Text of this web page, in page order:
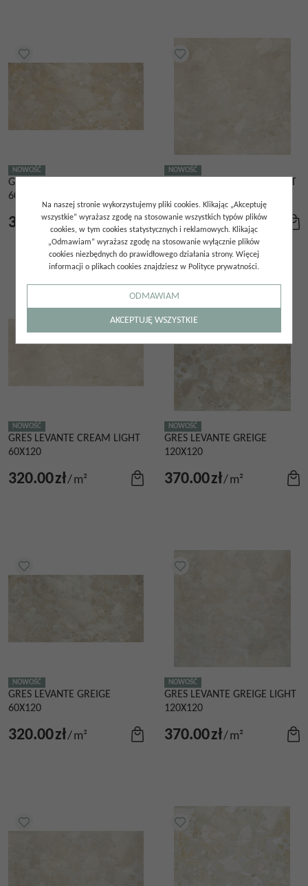
NOWOŚĆ
GRES LEVANTE CREAM
60X120
320.00zł/ m²
NOWOŚĆ
370.00zł /m²
NOWOŚĆ
GRES LEVANTE CREAM LIGHT
60X120
320.00zł/m²
NOWOŚĆ
GRES LEVANTE GREIGE
120X120
370.00zł/m²
NOWOŚĆ
GRES LEVANTE GREIGE
60X120
320.00zł/m²
NOWOŚĆ
GRES LEVANTE GREIGE LIGHT
120X120
370.00zł/m²
Na naszej stronie wykorzystujemy pliki cookies. Klikając „Akceptuję
wszystkie” wyrażasz zgodę na stosowanie wszystkich typów plików
cookies, w tym cookies statystycznych i reklamowych. Klikając
„Odmawiam” wyrażasz zgodę na stosowanie wyłącznie plików
cookies niezbędnych do prawidłowego działania strony. Więcej
informacji o plikach cookies znajdziesz w Polityce prywatności.
ODMAWIAM
AKCEPTUJĘ WSZYSTKIE